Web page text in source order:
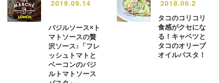
2019.09.14
バジルソース×ト
マトソースの贅
沢ソース♪「フレ
ッシュトマトと
ベーコンのバジ
ルトマトソース
2018.06.2
タコのコリコリ
食感がクセにな
る！キャベツと
タコのオリーブ
オイルパスタ！